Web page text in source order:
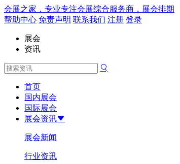
会展之家，专业专注会展综合服务商，展会排期
帮助中心 免责声明 联系我们 注册 登录
展会
资讯
首页
国内展会
国际展会
展会资讯
展会新闻
行业资讯